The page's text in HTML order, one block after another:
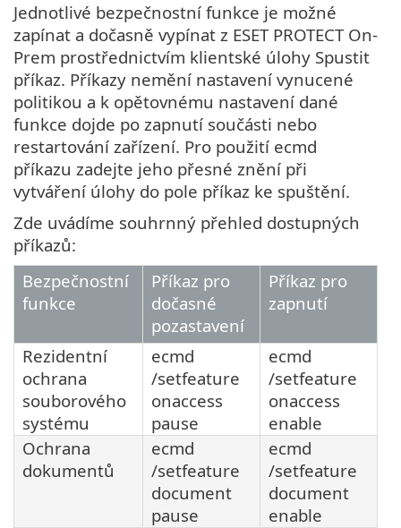
Jednotlivé bezpečnostní funkce je možné
zapínat a dočasně vypínat z ESET PROTECT On-
Prem prostřednictvím klientské úlohy Spustit
příkaz. Příkazy nemění nastavení vynucené
politikou a k opětovnému nastavení dané
funkce dojde po zapnutí součásti nebo
restartování zařízení. Pro použití ecmd
příkazu zadejte jeho přesné znění při
vytváření úlohy do pole příkaz ke spuštění.
Zde uvádíme souhrnný přehled dostupných
příkazů:
Bezpečnostní
funkce
Příkaz pro
dočasné
pozastavení
Příkaz pro
zapnutí
Rezidentní
ochrana
souborového
systému
ecmd
/setfeature
onaccess
pause
ecmd
/setfeature
onaccess
enable
Ochrana
dokumentů
ecmd
/setfeature
document
pause
ecmd
/setfeature
document
enable